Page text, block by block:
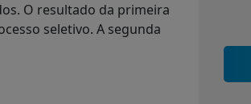
O resultado da primeira
seletivo. A segunda